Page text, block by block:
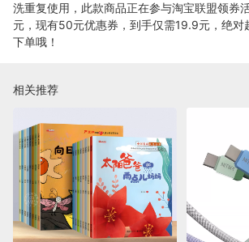
洗重复使用，此款商品正在参与淘宝联盟领券
元，现有50元优惠券，到手仅需19.9元，绝对
下单哦！
相关推荐